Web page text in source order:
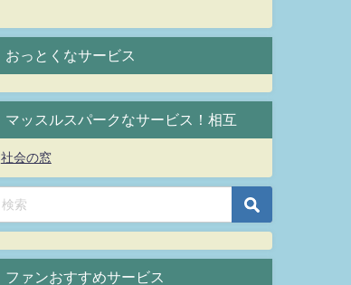
おっとくなサービス
マッスルスパークなサービス！相互
社会の窓
ファンおすすめサービス